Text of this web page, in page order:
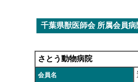
千葉県獣医師会 所属会員病
さとう動物病院
会員名